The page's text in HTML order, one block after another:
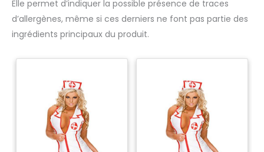
Elle permet d’indiquer la possible présence de traces
d’allergènes, même si ces derniers ne font pas partie des
ingrédients principaux du produit.